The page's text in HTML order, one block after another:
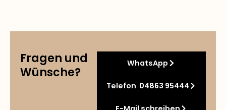
Fragen und
Wünsche?
WhatsApp
Telefon 04863 95444